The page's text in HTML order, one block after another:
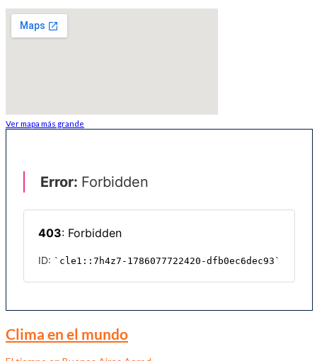
Ver mapa más grande
Clima en el mundo